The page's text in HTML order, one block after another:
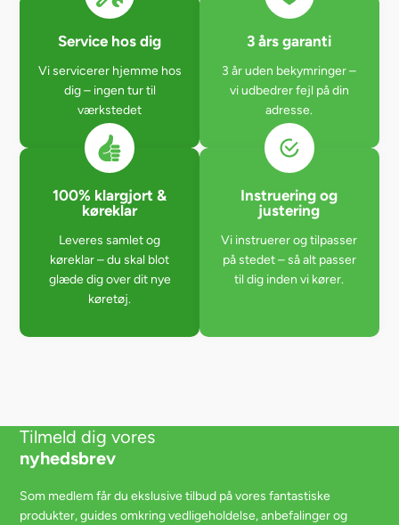
Service hos dig
Vi servicerer hjemme hos
dig – ingen tur til
værkstedet
3 års garanti
3 år uden bekymringer –
vi udbedrer fejl på din
adresse.
100% klargjort &
køreklar
Leveres samlet og
køreklar – du skal blot
glæde dig over dit nye
køretøj.
Instruering og
justering
Vi instruerer og tilpasser
på stedet – så alt passer
til dig inden vi kører.
Tilmeld dig vores
nyhedsbrev
Som medlem får du ekslusive tilbud på vores fantastiske
produkter, guides omkring vedligeholdelse, anbefalinger og